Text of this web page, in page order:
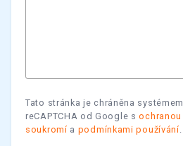
Tato stránka je chráněna systémem
reCAPTCHA od Google sochranou
soukromí a podmínkami používání.